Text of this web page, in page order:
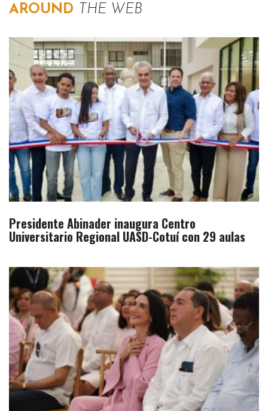
AROUND THE WEB
Presidente Abinader inaugura Centro
Universitario Regional UASD-Cotuí con 29 aulas